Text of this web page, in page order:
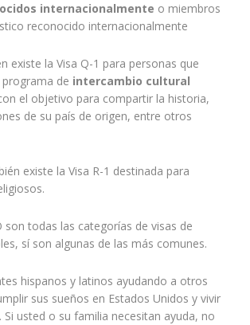
internacionalmente o miembros
reconocido internacionalmente
existe la Visa Q-1 para personas que
de intercambio cultural
el objetivo para compartir la historia,
de su país de origen, entre otros
existe la Visa R-1 destinada para
son todas las categorías de visas de
sí son algunas de las más comunes.
hispanos y latinos ayudando a otros
sus sueños en Estados Unidos y vivir
Si usted o su familia necesitan ayuda, no